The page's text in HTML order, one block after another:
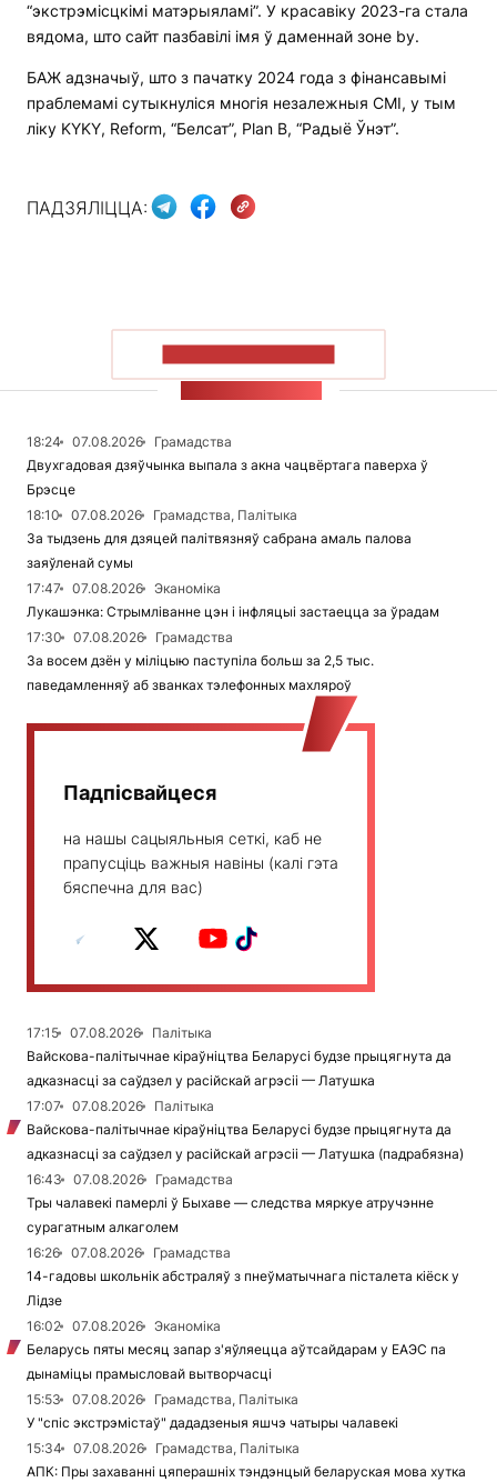
“экстрэмісцкімі матэрыяламі”. У красавіку 2023-га стала
вядома, што сайт пазбавілі імя ў даменнай зоне by.
БАЖ адзначыў, што з пачатку 2024 года з фінансавымі
праблемамі сутыкнуліся многія незалежныя СМІ, у тым
ліку KYKY, Reform, “Белсат”, Plan B, “Радыё Ўнэт”.
ПАДЗЯЛІЦЦА:
18:24 07.08.2026
Грамадства
Двухгадовая дзяўчынка выпала з акна чацвёртага паверха ў
Брэсце
18:10
07.08.2026
Грамадства, Палітыка
За тыдзень для дзяцей палітвязняў сабрана амаль палова
заяўленай сумы
17:47
07.08.2026
Эканоміка
Лукашэнка: Стрымліванне цэн і інфляцыі застаецца за ўрадам
17:30
07.08.2026
Грамадства
За восем дзён у міліцыю паступіла больш за 2,5 тыс.
паведамленняў аб званках тэлефонных махляроў
Падпісвайцеся
на нашы сацыяльныя сеткі, каб не
прапусціць важныя навіны (калі гэта
бяспечна для вас)
17:15 07.08.2026
Палітыка
Вайскова-палітычнае кіраўніцтва Беларусі будзе прыцягнута да
адказнасці за саўдзел у расійскай агрэсіі — Латушка
17:07
07.08.2026
Палітыка
Вайскова-палітычнае кіраўніцтва Беларусі будзе прыцягнута да
адказнасці за саўдзел у расійскай агрэсіі — Латушка (падрабязна)
16:43
07.08.2026
Грамадства
Тры чалавекі памерлі ў Быхаве — следства мяркуе атручэнне
сурагатным алкаголем
16:26
07.08.2026
Грамадства
14-гадовы школьнік абстраляў з пнеўматычнага пісталета кіёск у
Лідзе
16:02
07.08.2026
Эканоміка
Беларусь пяты месяц запар з'яўляецца аўтсайдарам у ЕАЭС па
дынаміцы прамысловай вытворчасці
15:53
07.08.2026
Грамадства, Палітыка
У "спіс экстрэмістаў" дададзеныя яшчэ чатыры чалавекі
15:34
07.08.2026
Грамадства, Палітыка
АПК: Пры захаванні цяперашніх тэндэнцый беларуская мова хутка